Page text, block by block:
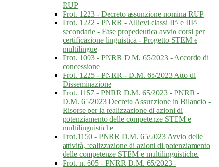
RUP
Prot. 1223 - Decreto assunzione nomina RUP
Prot. 1222 - PNRR - Allievi classi II^ e III^
secondarie - Fase propedeutica avvio corsi per
certificazione linguistica - Progetto STEM e
multilingue
Prot. 1003 - PNRR D.M. 65/2023 - Accordo di
concessione
Prot. 1225 - PNRR - D.M. 65/2023 Atto di
Disseminazione
Prot. 1157 - PNRR D.M. 65/2023 - PNRR -
D.M. 65/2023 Decreto Assunzione in Bilancio -
Risorse per la realizzazione di azioni di
potenziamento delle competenze STEM e
multilinguistiche.
Prot.1150 - PNRR D.M. 65/2023 Avvio delle
attività, realizzazione di azioni di potenziamento
delle competenze STEM e multilinguistiche.
Prot. n. 605 - PNRR D.M. 65/2023 -